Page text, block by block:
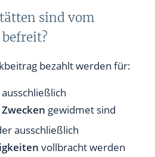
sind vom
bezahlt werden für:
gewidmet sind
ausschließlich
vollbracht werden